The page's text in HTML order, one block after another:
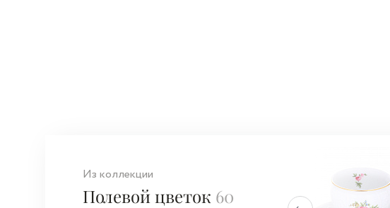
Из коллекции
Полевой цветок 60